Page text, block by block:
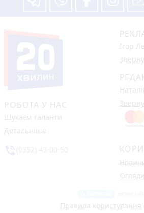
РОБОТА У НАС
Шукаєм таланти
Детальніше
Ігор
Огляди
Правила користування